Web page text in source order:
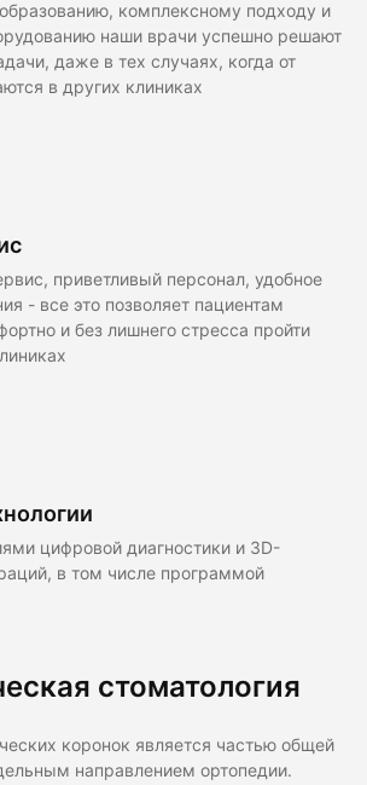
комплексному подходу и
наши врачи успешно решают
даже в тех случаях, когда от
в других клиниках
приветливый персонал, удобное
- все это позволяет пациентам
и без лишнего стресса пройти
цифровой диагностики и 3D-
в том числе программой
стоматология
коронок является частью общей
направлением ортопедии.